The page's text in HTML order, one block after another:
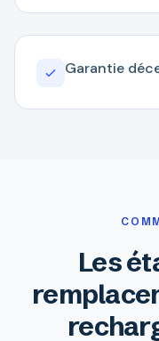
Garantie
Les